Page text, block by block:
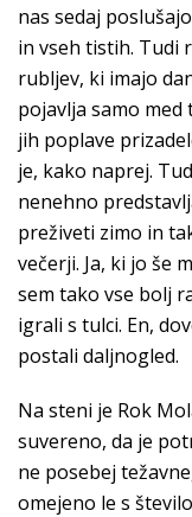
nas sedaj
in vseh tistih. Tudi
rubljev, ki imajo
pojavlja samo
jih poplave
je, kako naprej.
nenehno
preživeti zimo in
večerji. Ja, ki jo še
sem tako vse bolj
igrali s tulci. En,
postali daljnogled.
Na steni je Rok
suvereno, da je
ne posebej
omejeno le s